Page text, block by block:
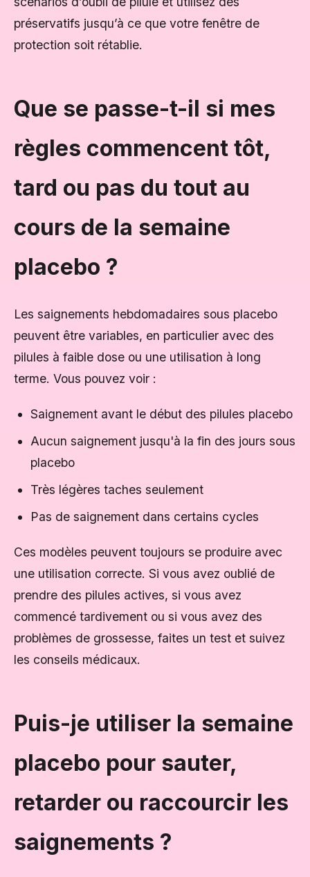
préservatifs jusqu’à ce que votre fenêtre de
protection soit rétablie.
Que se passe-t-il si mes
règles commencent tôt,
tard ou pas du tout au
cours de la semaine
placebo ?
Les saignements hebdomadaires sous placebo
peuvent être variables, en particulier avec des
pilules à faible dose ou une utilisation à long
terme. Vous pouvez voir :
Saignement avant le début des pilules placebo
Aucun saignement jusqu'à la fin des jours sous
placebo
Très légères taches seulement
Pas de saignement dans certains cycles
Ces modèles peuvent toujours se produire avec
une utilisation correcte. Si vous avez oublié de
prendre des pilules actives, si vous avez
commencé tardivement ou si vous avez des
problèmes de grossesse, faites un test et suivez
les conseils médicaux.
Puis-je utiliser la semaine
placebo pour sauter,
retarder ou raccourcir les
saignements ?